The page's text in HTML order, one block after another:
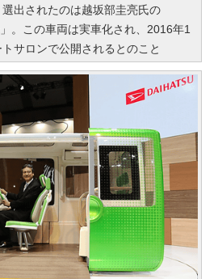
出されたのは越坂部圭亮氏の
。この車両は実車化され、2016年1
サロンで公開されるとのこと